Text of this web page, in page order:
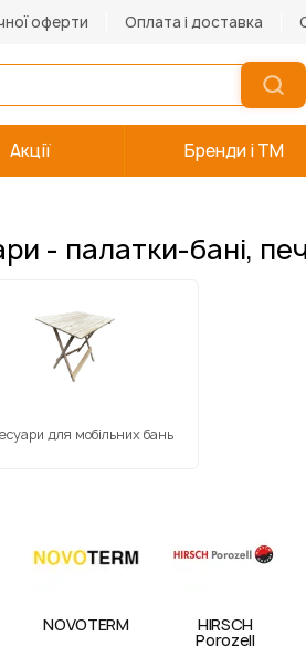
оферти Оплата і доставка
Акції Бренди і TM
- палатки-бані,
для мобільних бань
NOVOTERM HIRSCH
Porozell